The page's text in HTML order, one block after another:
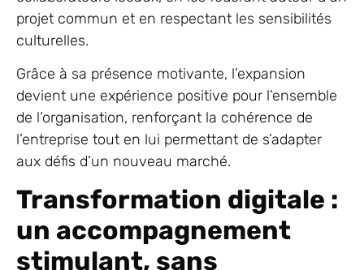
projet commun et en respectant les sensibilités
culturelles.
Grâce à sa présence motivante, l’expansion
devient une expérience positive pour l’ensemble
de l’organisation, renforçant la cohérence de
l’entreprise tout en lui permettant de s’adapter
aux défis d’un nouveau marché.
Transformation digitale :
un accompagnement
stimulant, sans